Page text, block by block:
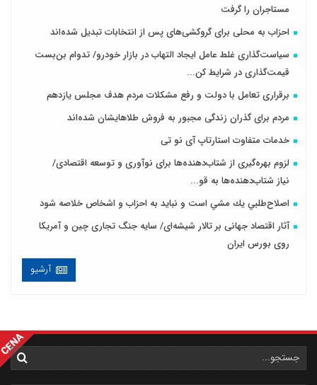
مستاجران را گرفت
احزاب به محلی برای گروکشی‌های پس از انتخابات تبدیل شده‌اند
سیاست‌گذاری غلط عامل ایجاد التهاب در بازار خودرو/ تدوام بن‌بست
قیمت‌گذاری در شرایط کن...
برقراری تعامل با دولت و رفع مشکلات مردم هدف مجلس‌ یازدهم
مردم برای گذران زندگی مجبور به فروش طلاهایشان شده‌اند
خدمات متفاوت استارتاپ آی نو تی
لزوم بهره‌گیری از شتاب‌دهنده‌ها برای نوآوری و توسعه اقتصادی/
نیاز شتاب‌دهنده‌ها به قو...
اصلاح‌طلبي يك مشي است و نبايد به احزاب و اشخاص خلاصه شود
آثار اقتصاد جهانی بر تالار شیشه‌ای/ سایه جنگ تجاری چین و آمریکا
روی بورس ایران
آرشیو